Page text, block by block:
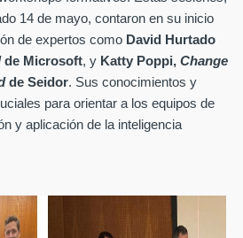
14 de mayo, contaron en su inicio
de expertos como David Hurtado
de Microsoft, y Katty Poppi, Change
de Seidor. Sus conocimientos y
para orientar a los equipos de
y aplicación de la inteligencia